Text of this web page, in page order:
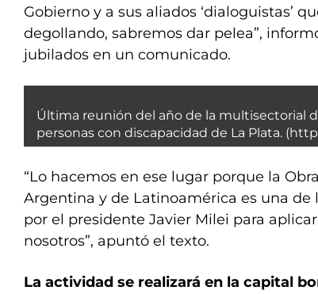
Gobierno y a sus aliados ‘dialoguistas’
degollando, sabremos dar pelea”,
jubilados en un comunicado.
Última reunión del año de la multisectorial
personas con discapacidad de La Plata.
“Lo hacemos en ese lugar porque la
Argentina y de Latinoamérica es una de
por el presidente Javier Milei para
nosotros”, apuntó el texto.
La actividad se realizará en la capital